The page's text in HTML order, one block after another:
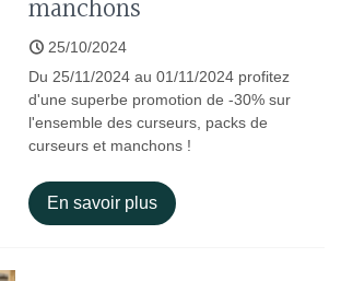
manchons
25/10/2024
Du 25/11/2024 au 01/11/2024 profitez
d'une superbe promotion de -30% sur
l'ensemble des curseurs, packs de
curseurs et manchons !
En savoir plus